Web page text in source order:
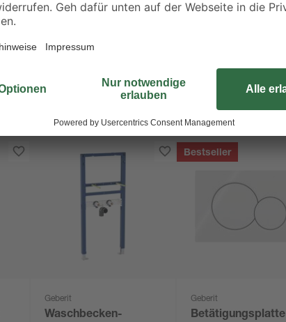
Geberit
Waschbecken-
Bestseller
Geberit
Betätigungsplatte